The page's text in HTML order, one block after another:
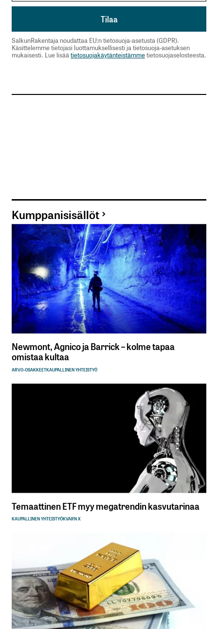
SalkunRakentaja noudattaa EU:n tietosuoja-asetusta (GDPR).
Käsittelemme tietojasi luottamuksellisesti ja tietosuoja-asetuksen
mukaisesti. Lue lisää tietosuojakäytänteistämmetietosuojaselosteesta.
Kumppanisisällöt
Newmont, Agnico ja Barrick – kolme tapaa
omistaa kultaa
ARVO-OSAKKEETKAUPALLINEN YHTEISTYÖ
Temaattinen ETF myy megatrendin kasvutarinaa
KAUPALLINEN YHTEISTYÖKVARN X